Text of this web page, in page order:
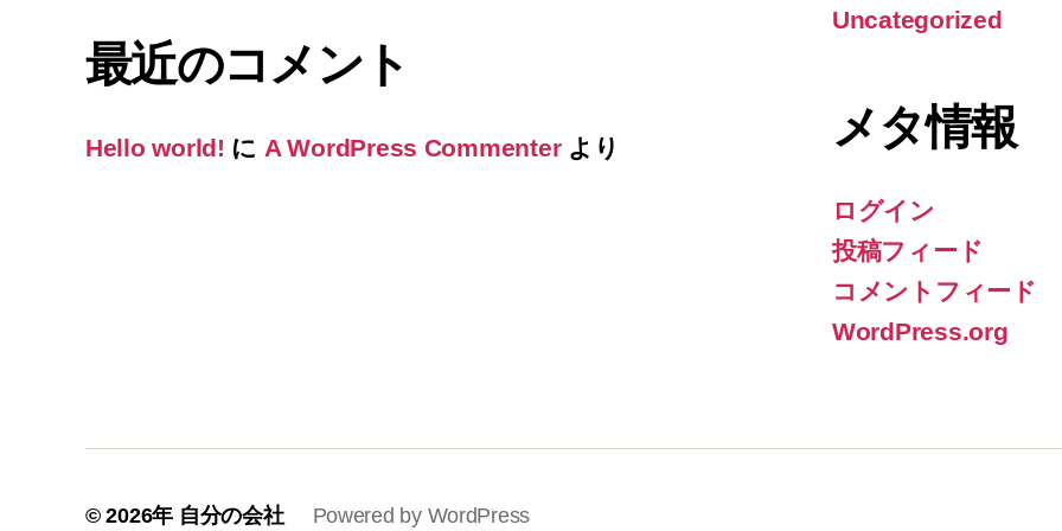
最近のコメント
Hello world! に A WordPress Commenterより
Uncategorized
メタ情報
ログイン
投稿フィード
コメントフィード
WordPress.org
© 2026年 自分の会社 Powered by WordPress